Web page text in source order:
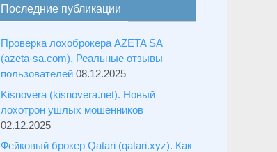
Последние публикации
Проверка лохоброкера AZETA SA
(azeta-sa.com). Реальные отзывы
пользователей 08.12.2025
Kisnovera (kisnovera.net). Новый
лохотрон ушлых мошенников
02.12.2025
Фейковый брокер Qatari (qatari.xyz). Как